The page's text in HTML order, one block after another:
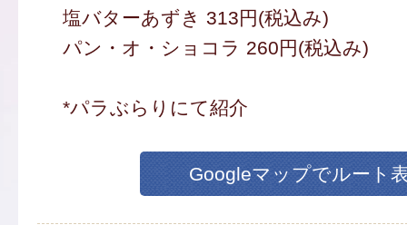
塩バターあずき 313円(税込み)
パン・オ・ショコラ 260円(税込み)
*パラぶらりにて紹介
Googleマップでルート